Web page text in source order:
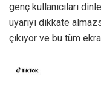
genç kullanıcıları
uyarıyı dikkate
çıkıyor ve bu tüm